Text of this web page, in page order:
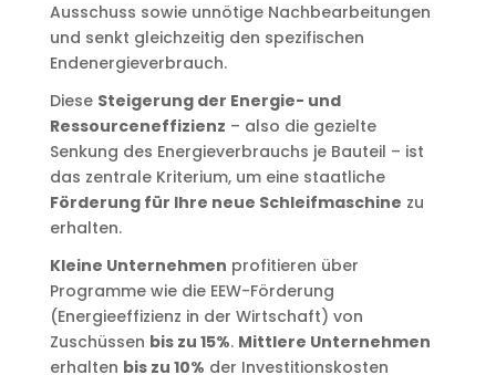
Ausschuss sowie unnötige Nachbearbeitungen
und senkt gleichzeitig den spezifischen
Endenergieverbrauch.
Diese Steigerung der Energie- und
Ressourceneffizienz – also die gezielte
Senkung des Energieverbrauchs je Bauteil – ist
das zentrale Kriterium, um eine staatliche
Förderung für Ihre neue Schleifmaschine zu
erhalten.
Kleine Unternehmen profitieren über
Programme wie die EEW-Förderung
(Energieeffizienz in der Wirtschaft) von
Zuschüssen bis zu 15%. Mittlere Unternehmen
erhalten bis zu 10% der Investitionskosten